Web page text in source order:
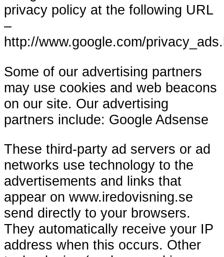
privacy policy at the following URL
–
http://www.google.com/
Some of our advertising partners
may use cookies and web beacons
on our site. Our advertising
partners include: Google Adsense
These third-party ad servers or ad
networks use technology to the
advertisements and links that
appear on www.iredovisning.se
send directly to your browsers.
They automatically receive your IP
address when this occurs. Other